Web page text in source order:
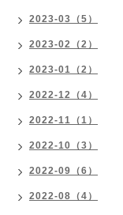
2023-03（5）
2023-02（2）
2023-01（2）
2022-12（4）
2022-11（1）
2022-10（3）
2022-09（6）
2022-08（4）